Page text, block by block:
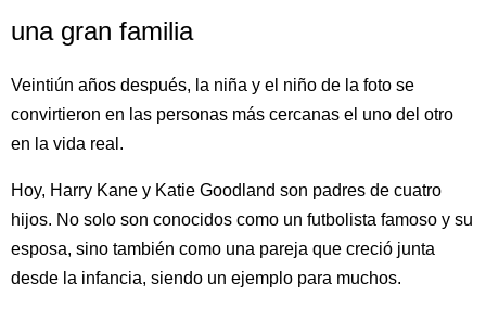
una gran familia
Veintiún años después, la niña y el niño de la foto se
convirtieron en las personas más cercanas el uno del otro
en la vida real.
Hoy, Harry Kane y Katie Goodland son padres de cuatro
hijos. No solo son conocidos como un futbolista famoso y su
esposa, sino también como una pareja que creció junta
desde la infancia, siendo un ejemplo para muchos.